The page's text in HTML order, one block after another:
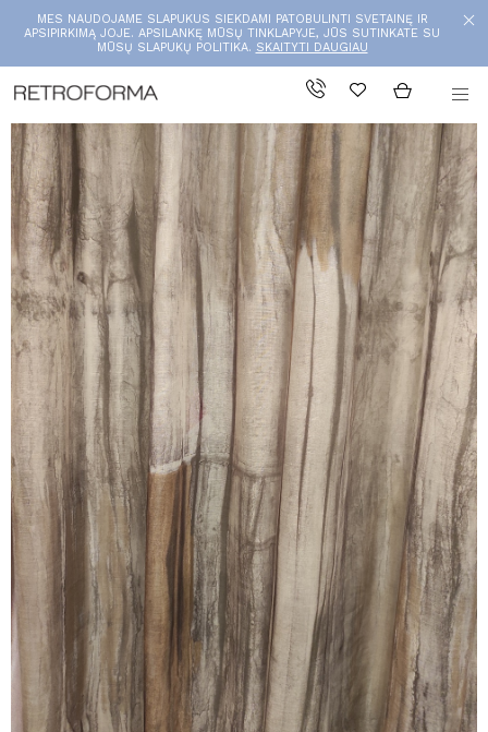
MES NAUDOJAME SLAPUKUS SIEKDAMI PATOBULINTI SVETAINĘ IR
APSIPIRKIMĄ JOJE. APSILANKĘ MŪSŲ TINKLAPYJE, JŪS SUTINKATE SU
MŪSŲ SLAPUKŲ POLITIKA. SKAITYTI DAUGIAU